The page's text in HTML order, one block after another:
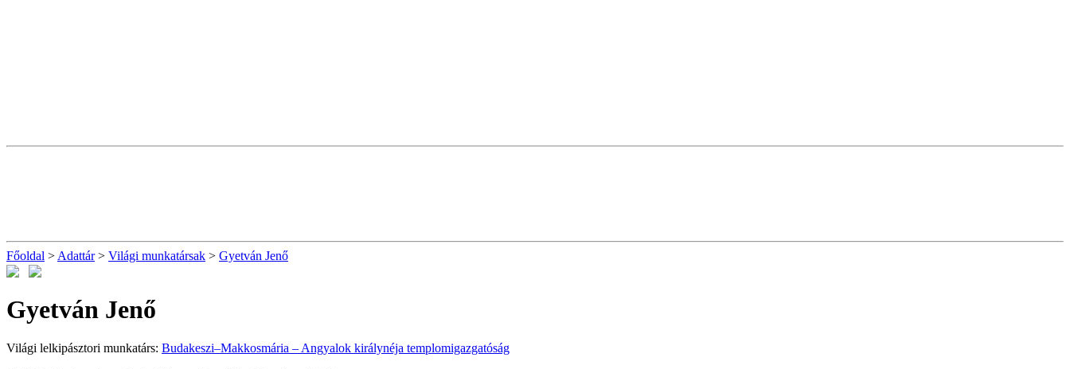
Főoldal > Adattár> Világi munkatársak > Gyetván Jenő
Gyetván Jenő
Világi lelkipásztori munkatárs: Budakeszi–Makkosmária – Angyalok királynéja templomigazgatóság